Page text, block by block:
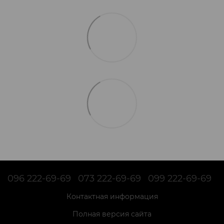
096 222-69-69 073 222-69-69 099 222-69-69
Контактная информация
Полная версия сайта